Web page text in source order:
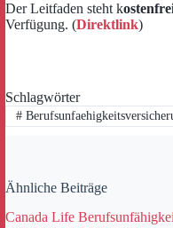
Der Leitfaden steht k
Verfügung. (Direktlink)
Schlagwörter
#
Ähnliche Beiträge
Canada Life